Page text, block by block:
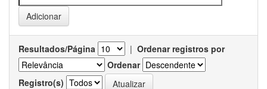
Resultados/Página | Ordenar registros por
Ordenar
Registro(s)